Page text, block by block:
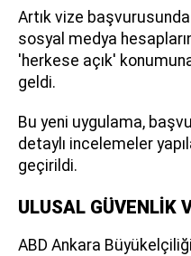
Artık vize
sosyal medya
'herkese açık'
geldi.
Bu yeni uygulama,
detaylı incelemeler
geçirildi.
ULUSAL GÜVENLİK
ABD Ankara